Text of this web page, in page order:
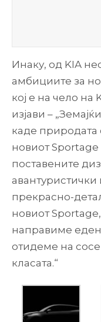
Инаку, од KIA
амбициите за
кој е на чело на
изјави –
каде природата
новиот
поставените
прекрасно-
новиот
направиме еден
отидеме на
класата.“